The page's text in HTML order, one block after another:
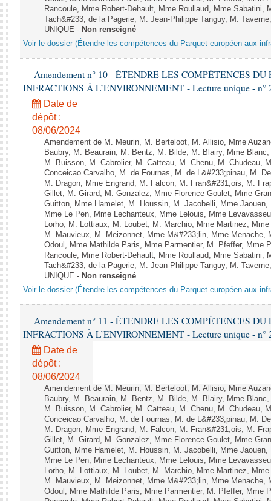
Rancoule, Mme Robert-Dehault, Mme Roullaud, Mme
Tach&#233; de la Pagerie, M. Jean-Philippe Tanguy, M.
UNIQUE - Non renseigné
Voir le dossier (Étendre les compétences du Parquet européen aux
Amendement n° 10 - ÉTENDRE LES COMPÉTENCES
INFRACTIONS À L’ENVIRONNEMENT - Lecture unique - n°
Date de
dépôt :
08/06/2024
Amendement de M. Meurin, M. Berteloot, M. Allisio, Mme
Baubry, M. Beaurain, M. Bentz, M. Bilde, M. Blairy, Mme
M. Buisson, M. Cabrolier, M. Catteau, M. Chenu, M. Chudeau,
Conceicao Carvalho, M. de Fournas, M. de L&#233;pinau, M.
M. Dragon, Mme Engrand, M. Falcon, M. Fran&#231;ois, M.
Gillet, M. Girard, M. Gonzalez, Mme Florence Goulet, Mme
Guitton, Mme Hamelet, M. Houssin, M. Jacobelli, Mme
Mme Le Pen, Mme Lechanteux, Mme Lelouis, Mme
Lorho, M. Lottiaux, M. Loubet, M. Marchio, Mme Martinez,
M. Mauvieux, M. Meizonnet, Mme M&#233;lin, Mme Menache,
Odoul, Mme Mathilde Paris, Mme Parmentier, M. Pfeffer, Mme
Rancoule, Mme Robert-Dehault, Mme Roullaud, Mme
Tach&#233; de la Pagerie, M. Jean-Philippe Tanguy, M.
UNIQUE - Non renseigné
Voir le dossier (Étendre les compétences du Parquet européen aux
Amendement n° 11 - ÉTENDRE LES COMPÉTENCES
INFRACTIONS À L’ENVIRONNEMENT - Lecture unique - n°
Date de
dépôt :
08/06/2024
Amendement de M. Meurin, M. Berteloot, M. Allisio, Mme
Baubry, M. Beaurain, M. Bentz, M. Bilde, M. Blairy, Mme
M. Buisson, M. Cabrolier, M. Catteau, M. Chenu, M. Chudeau,
Conceicao Carvalho, M. de Fournas, M. de L&#233;pinau, M.
M. Dragon, Mme Engrand, M. Falcon, M. Fran&#231;ois, M.
Gillet, M. Girard, M. Gonzalez, Mme Florence Goulet, Mme
Guitton, Mme Hamelet, M. Houssin, M. Jacobelli, Mme
Mme Le Pen, Mme Lechanteux, Mme Lelouis, Mme
Lorho, M. Lottiaux, M. Loubet, M. Marchio, Mme Martinez,
M. Mauvieux, M. Meizonnet, Mme M&#233;lin, Mme Menache,
Odoul, Mme Mathilde Paris, Mme Parmentier, M. Pfeffer, Mme